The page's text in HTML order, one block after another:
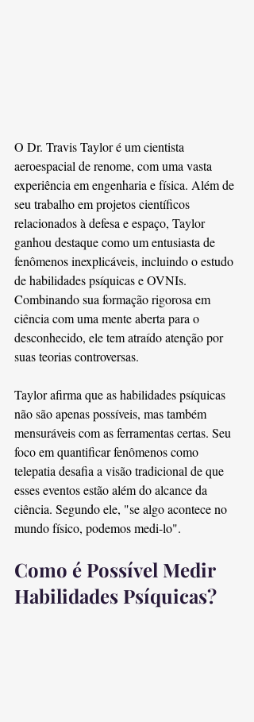
O Dr. Travis Taylor é um cientista
aeroespacial de renome, com uma vasta
experiência em engenharia e física. Além de
seu trabalho em projetos científicos
relacionados à defesa e espaço, Taylor
ganhou destaque como um entusiasta de
fenômenos inexplicáveis, incluindo o estudo
de habilidades psíquicas e OVNIs.
Combinando sua formação rigorosa em
ciência com uma mente aberta para o
desconhecido, ele tem atraído atenção por
suas teorias controversas.
Taylor afirma que as habilidades psíquicas
não são apenas possíveis, mas também
mensuráveis com as ferramentas certas. Seu
foco em quantificar fenômenos como
telepatia desafia a visão tradicional de que
esses eventos estão além do alcance da
ciência. Segundo ele, "se algo acontece no
mundo físico, podemos medi-lo".
Como é Possível Medir
Habilidades Psíquicas?